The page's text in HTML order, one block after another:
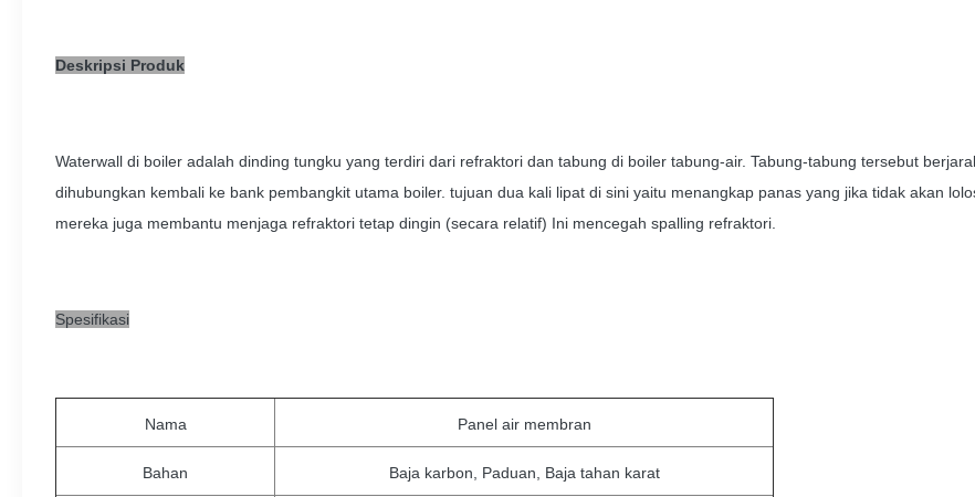
Deskripsi Produk
Waterwall di boiler adalah dinding tungku yang terdiri dari refraktori dan tabung di boiler tabung-air. Tabung-tabung tersebut
dihubungkan kembali ke bank pembangkit utama boiler. tujuan dua kali lipat di sini yaitu menangkap panas yang jika tidak akan
mereka juga membantu menjaga refraktori tetap dingin (secara relatif) Ini mencegah spalling refraktori.
Spesifikasi
Nama Panel air membran
Bahan Baja karbon, Paduan, Baja tahan karat